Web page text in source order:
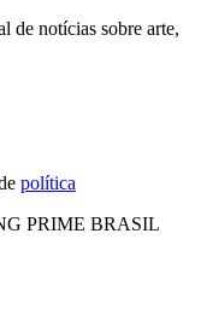
de notícias sobre arte,
política
PRIME BRASIL